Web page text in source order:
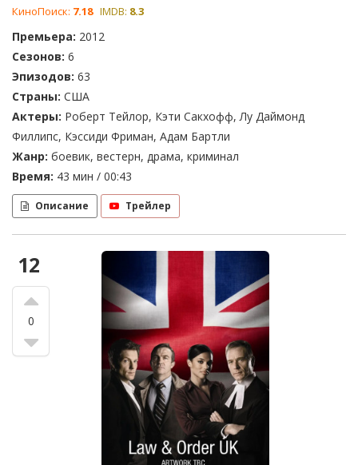
КиноПоиск: 7.18 IMDB: 8.3
Премьера: 2012
Сезонов: 6
Эпизодов: 63
Страны: США
Актеры: Роберт Тейлор, Кэти Сакхофф, Лу Даймонд
Филлипс, Кэссиди Фриман, Адам Бартли
Жанр: боевик, вестерн, драма, криминал
Время: 43 мин / 00:43
Описание Трейлер
12
0